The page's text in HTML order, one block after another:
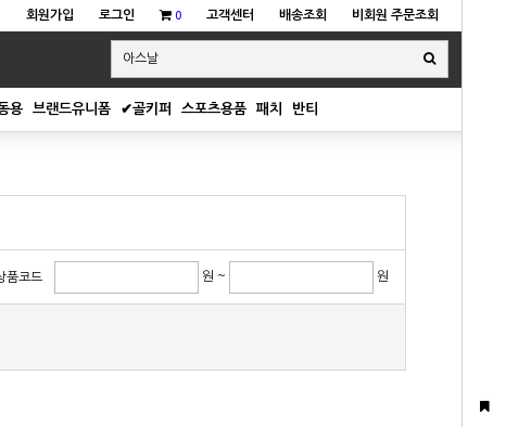
회원가입 로그인 0 고객센터 배송조회 비회원 주문조회
용 브랜드유니폼 ✔골키퍼 스포츠용품 패치 반티
품코드 원 ~ 원